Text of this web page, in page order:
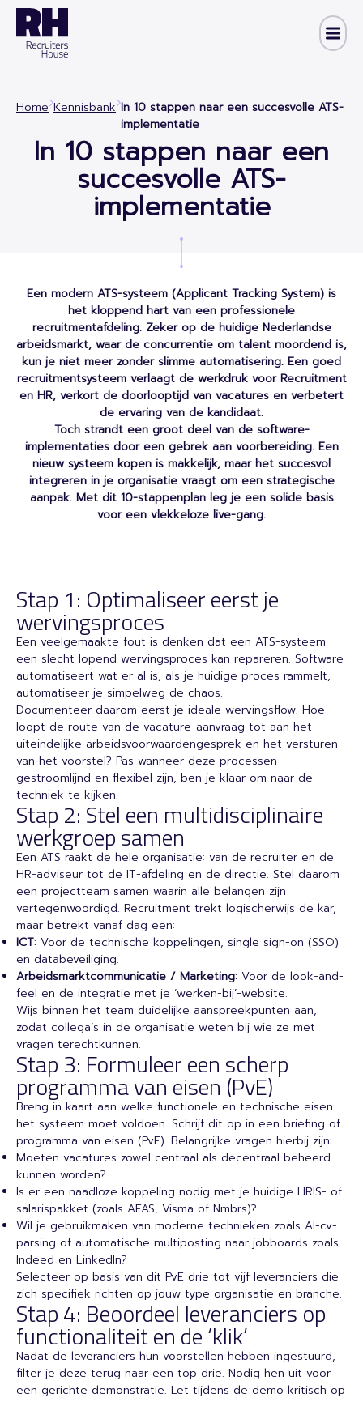
Home Kennisbank In 10 stappen naar een succesvolle ATS-
implementatie
In 10 stappen naar een
succesvolle ATS-
implementatie
Een modern ATS-systeem (Applicant Tracking System) is
het kloppend hart van een professionele
recruitmentafdeling. Zeker op de huidige Nederlandse
arbeidsmarkt, waar de concurrentie om talent moordend is,
kun je niet meer zonder slimme automatisering. Een goed
recruitmentsysteem verlaagt de werkdruk voor Recruitment
en HR, verkort de doorlooptijd van vacatures en verbetert
de ervaring van de kandidaat.
Toch strandt een groot deel van de software-
implementaties door een gebrek aan voorbereiding. Een
nieuw systeem kopen is makkelijk, maar het succesvol
integreren in je organisatie vraagt om een strategische
aanpak. Met dit 10-stappenplan leg je een solide basis
voor een vlekkeloze live-gang.
Stap 1: Optimaliseer eerst je
wervingsproces
Een veelgemaakte fout is denken dat een ATS-systeem
een slecht lopend wervingsproces kan repareren. Software
automatiseert wat er al is, als je huidige proces rammelt,
automatiseer je simpelweg de chaos.
Documenteer daarom eerst je ideale wervingsflow. Hoe
loopt de route van de vacature-aanvraag tot aan het
uiteindelijke arbeidsvoorwaardengesprek en het versturen
van het voorstel? Pas wanneer deze processen
gestroomlijnd en flexibel zijn, ben je klaar om naar de
techniek te kijken.
Stap 2: Stel een multidisciplinaire
werkgroep samen
Een ATS raakt de hele organisatie: van de recruiter en de
HR-adviseur tot de IT-afdeling en de directie. Stel daarom
een projectteam samen waarin alle belangen zijn
vertegenwoordigd. Recruitment trekt logischerwijs de kar,
maar betrekt vanaf dag een:
ICT: Voor de technische koppelingen, single sign-on (SSO)
en databeveiliging.
Arbeidsmarktcommunicatie / Marketing: Voor de look-and-
feel en de integratie met je ‘werken-bij’-website.
Wijs binnen het team duidelijke aanspreekpunten aan,
zodat collega’s in de organisatie weten bij wie ze met
vragen terechtkunnen.
Stap 3: Formuleer een scherp
programma van eisen (PvE)
Breng in kaart aan welke functionele en technische eisen
het systeem moet voldoen. Schrijf dit op in een briefing of
programma van eisen (PvE). Belangrijke vragen hierbij zijn:
Moeten vacatures zowel centraal als decentraal beheerd
kunnen worden?
Is er een naadloze koppeling nodig met je huidige HRIS- of
salarispakket (zoals AFAS, Visma of Nmbrs)?
Wil je gebruikmaken van moderne technieken zoals AI-cv-
parsing of automatische multiposting naar jobboards zoals
Indeed en LinkedIn?
Selecteer op basis van dit PvE drie tot vijf leveranciers die
zich specifiek richten op jouw type organisatie en branche.
Stap 4: Beoordeel leveranciers op
functionaliteit en de ‘klik’
Nadat de leveranciers hun voorstellen hebben ingestuurd,
filter je deze terug naar een top drie. Nodig hen uit voor
een gerichte demonstratie. Let tijdens de demo kritisch op